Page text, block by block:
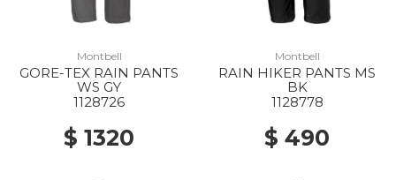
Montbell
GORE-TEX RAIN PANTS
WS GY
1128726
$ 1320
Montbell
RAIN HIKER PANTS MS
BK
1128778
$ 490